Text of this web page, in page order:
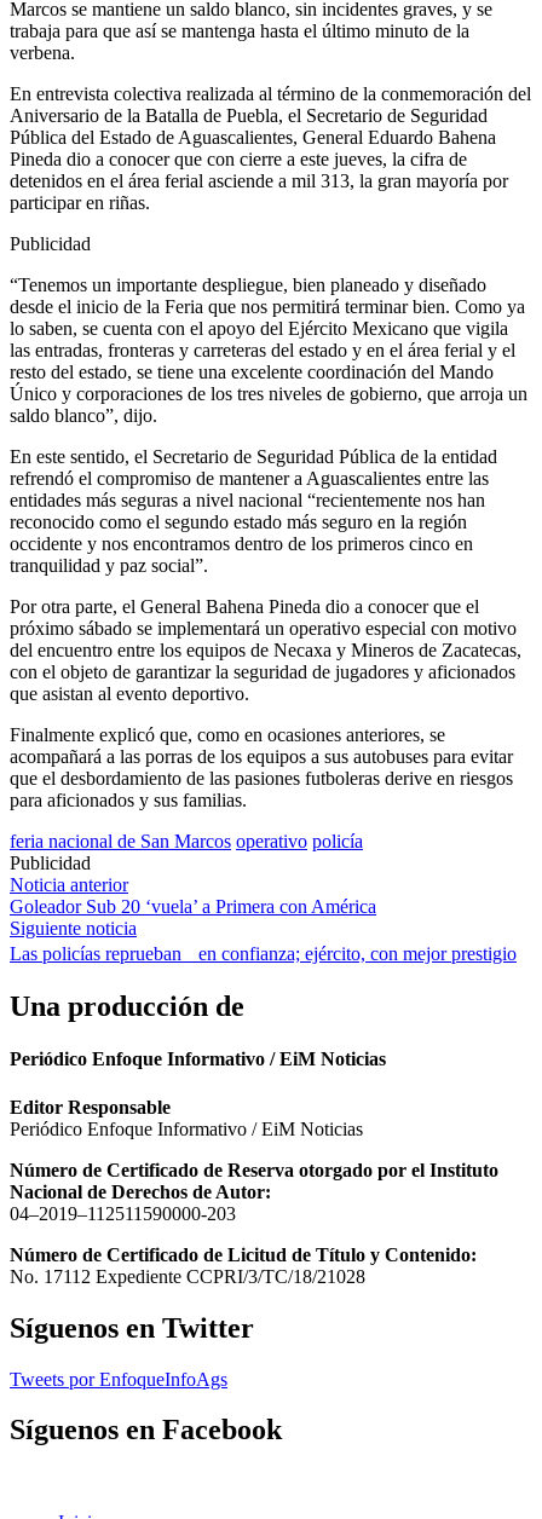
Marcos se mantiene un saldo blanco, sin incidentes graves, y se
trabaja para que así se mantenga hasta el último minuto de la
verbena.
En entrevista colectiva realizada al término de la conmemoración del
Aniversario de la Batalla de Puebla, el Secretario de Seguridad
Pública del Estado de Aguascalientes, General Eduardo Bahena
Pineda dio a conocer que con cierre a este jueves, la cifra de
detenidos en el área ferial asciende a mil 313, la gran mayoría por
participar en riñas.
Publicidad
“Tenemos un importante despliegue, bien planeado y diseñado
desde el inicio de la Feria que nos permitirá terminar bien. Como ya
lo saben, se cuenta con el apoyo del Ejército Mexicano que vigila
las entradas, fronteras y carreteras del estado y en el área ferial y el
resto del estado, se tiene una excelente coordinación del Mando
Único y corporaciones de los tres niveles de gobierno, que arroja un
saldo blanco”, dijo.
En este sentido, el Secretario de Seguridad Pública de la entidad
refrendó el compromiso de mantener a Aguascalientes entre las
entidades más seguras a nivel nacional “recientemente nos han
reconocido como el segundo estado más seguro en la región
occidente y nos encontramos dentro de los primeros cinco en
tranquilidad y paz social”.
Por otra parte, el General Bahena Pineda dio a conocer que el
próximo sábado se implementará un operativo especial con motivo
del encuentro entre los equipos de Necaxa y Mineros de Zacatecas,
con el objeto de garantizar la seguridad de jugadores y aficionados
que asistan al evento deportivo.
Finalmente explicó que, como en ocasiones anteriores, se
acompañará a las porras de los equipos a sus autobuses para evitar
que el desbordamiento de las pasiones futboleras derive en riesgos
para aficionados y sus familias.
feria nacional de San Marcos operativo policía
Publicidad
Navegación
de
entradas
Noticia anterior
Goleador Sub 20 ‘vuela’ a Primera con América
Siguiente noticia
Las policías reprueban en confianza; ejército, con mejor prestigio
Una producción de
Periódico Enfoque Informativo / EiM Noticias
Editor Responsable
Periódico Enfoque Informativo / EiM Noticias
Número de Certificado de Reserva otorgado por el Instituto
Nacional de Derechos de Autor:
04–2019–112511590000-203
Número de Certificado de Licitud de Título y Contenido:
No. 17112 Expediente CCPRI/3/TC/18/21028
Síguenos en Twitter
Tweets por EnfoqueInfoAgs
Síguenos en Facebook